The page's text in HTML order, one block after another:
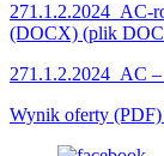
271.1.2.2024_AC-
(DOCX) (plik
271.1.2.2024_AC –
Wynik oferty (PDF)